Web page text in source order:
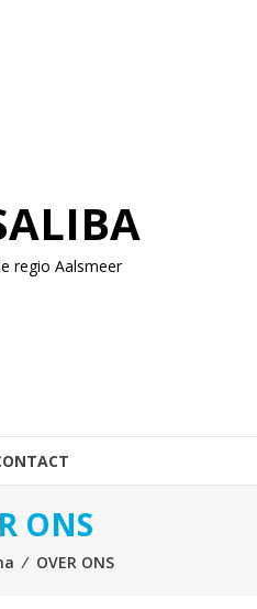
regio Aalsmeer
ONS
⁄ OVER ONS